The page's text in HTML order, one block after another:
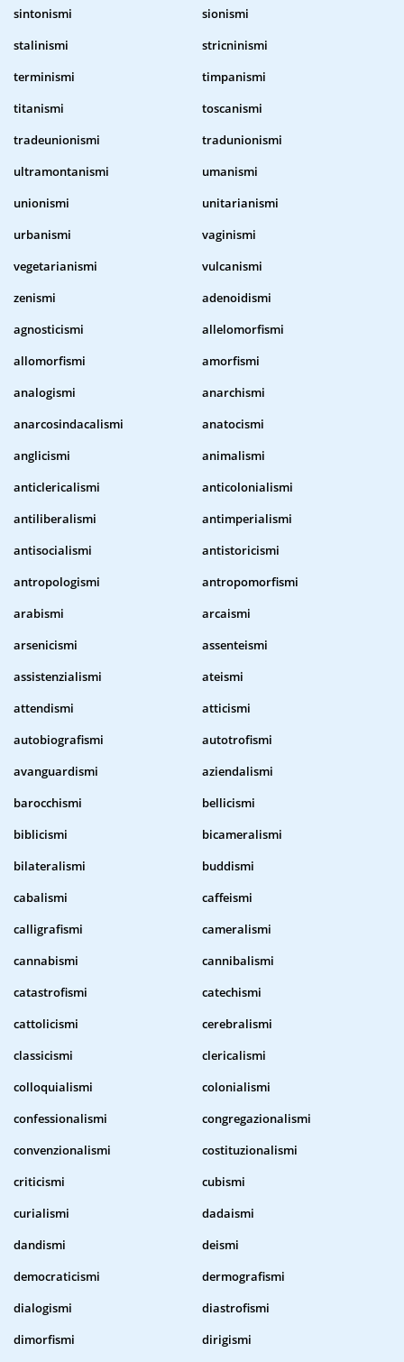
sintonismi
sionismi
stalinismi
stricninismi
terminismi
timpanismi
titanismi
toscanismi
tradeunionismi
tradunionismi
ultramontanismi
umanismi
unionismi
unitarianismi
urbanismi
vaginismi
vegetarianismi
vulcanismi
zenismi
adenoidismi
agnosticismi
allelomorfismi
allomorfismi
amorfismi
analogismi
anarchismi
anarcosindacalismi
anatocismi
anglicismi
animalismi
anticlericalismi
anticolonialismi
antiliberalismi
antimperialismi
antisocialismi
antistoricismi
antropologismi
antropomorfismi
arabismi
arcaismi
arsenicismi
assenteismi
assistenzialismi
ateismi
attendismi
atticismi
autobiografismi
autotrofismi
avanguardismi
aziendalismi
barocchismi
bellicismi
biblicismi
bicameralismi
bilateralismi
buddismi
cabalismi
caffeismi
calligrafismi
cameralismi
cannabismi
cannibalismi
catastrofismi
catechismi
cattolicismi
cerebralismi
classicismi
clericalismi
colloquialismi
colonialismi
confessionalismi
congregazionalismi
convenzionalismi
costituzionalismi
criticismi
cubismi
curialismi
dadaismi
dandismi
deismi
democraticismi
dermografismi
dialogismi
diastrofismi
dimorfismi
dirigismi